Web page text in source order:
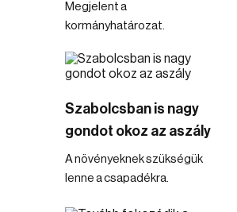
Megjelent a
kormányhatározat.
Szabolcsban is nagy
gondot okoz az aszály
A növényeknek szükségük
lenne a csapadékra.